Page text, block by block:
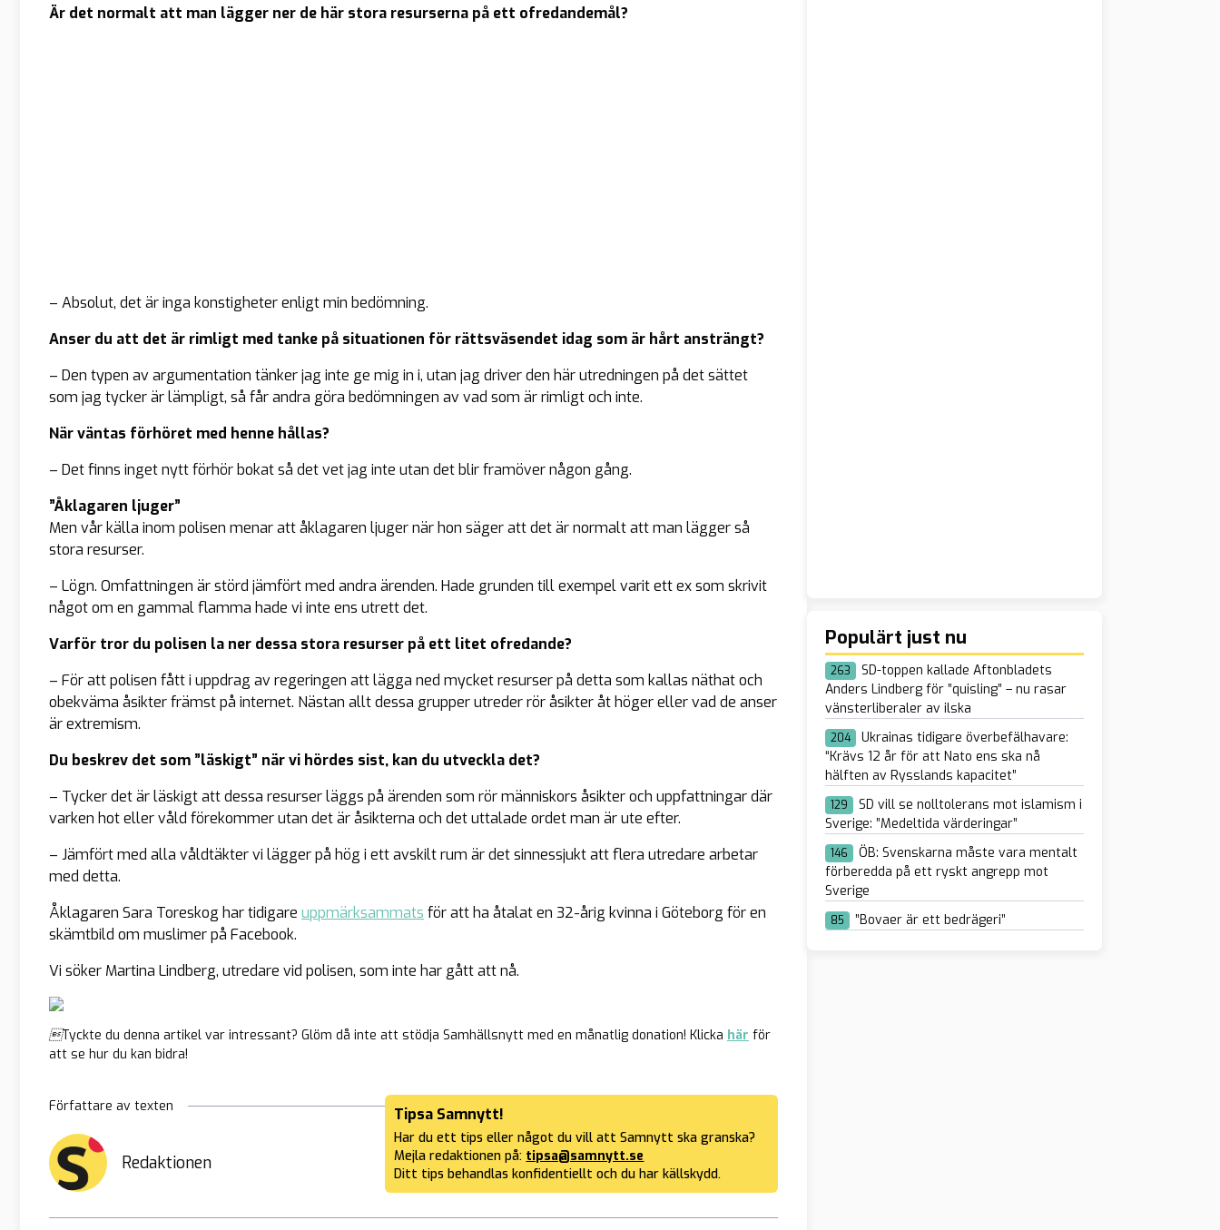
Är det normalt att man lägger ner de här stora resurserna på ett ofredandemål?
– Absolut, det är inga konstigheter enligt min bedömning.
Anser du att det är rimligt med tanke på situationen för rättsväsendet idag som är hårt ansträngt?
– Den typen av argumentation tänker jag inte ge mig in i, utan jag driver den här utredningen på det sättet
som jag tycker är lämpligt, så får andra göra bedömningen av vad som är rimligt och inte.
När väntas förhöret med henne hållas?
– Det finns inget nytt förhör bokat så det vet jag inte utan det blir framöver någon gång.
”Åklagaren ljuger”
Men vår källa inom polisen menar att åklagaren ljuger när hon säger att det är normalt att man lägger så
stora resurser.
– Lögn. Omfattningen är störd jämfört med andra ärenden. Hade grunden till exempel varit ett ex som skrivit
något om en gammal flamma hade vi inte ens utrett det.
Varför tror du polisen la ner dessa stora resurser på ett litet ofredande?
– För att polisen fått i uppdrag av regeringen att lägga ned mycket resurser på detta som kallas näthat och
obekväma åsikter främst på internet. Nästan allt dessa grupper utreder rör åsikter åt höger eller vad de anser
är extremism.
Du beskrev det som ”läskigt” när vi hördes sist, kan du utveckla det?
– Tycker det är läskigt att dessa resurser läggs på ärenden som rör människors åsikter och uppfattningar där
varken hot eller våld förekommer utan det är åsikterna och det uttalade ordet man är ute efter.
– Jämfört med alla våldtäkter vi lägger på hög i ett avskilt rum är det sinnessjukt att flera utredare arbetar
med detta.
Åklagaren Sara Toreskog har tidigare uppmärksammats för att ha åtalat en 32-årig kvinna i Göteborg för en
skämtbild om muslimer på Facebook.
Vi söker Martina Lindberg, utredare vid polisen, som inte har gått att nå.
Tyckte du denna artikel var intressant? Glöm då inte att stödja Samhällsnytt med en månatlig donation! Klicka här för
att se hur du kan bidra!
Författare av texten
Redaktionen
Tipsa Samnytt!
Har du ett tips eller något du vill att Samnytt ska granska?
Mejla redaktionen på: tipsa@samnytt.se
Ditt tips behandlas konfidentiellt och du har källskydd.
Populärt just nu
263
SD-toppen kallade Aftonbladets
Anders Lindberg för ”quisling” – nu rasar
vänsterliberaler av ilska
204
Ukrainas tidigare överbefälhavare:
“Krävs 12 år för att Nato ens ska nå
hälften av Rysslands kapacitet”
129
SD vill se nolltolerans mot islamism i
Sverige: ”Medeltida värderingar”
146
ÖB: Svenskarna måste vara mentalt
förberedda på ett ryskt angrepp mot
Sverige
85 ”Bovaer är ett bedrägeri”